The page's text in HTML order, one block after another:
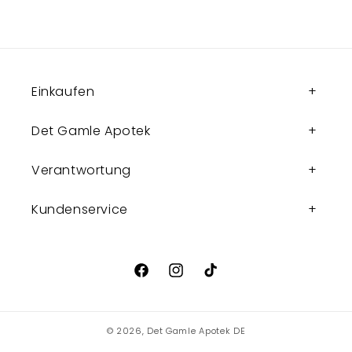
Einkaufen
Det Gamle Apotek
Verantwortung
Kundenservice
FacebookInstagram
TikTok
© 2026, Det Gamle Apotek DE